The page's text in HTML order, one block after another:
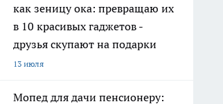
как зеницу ока: превращаю их
в 10 красивых гаджетов -
друзья скупают на подарки
13 июля
Мопед для дачи пенсионеру: